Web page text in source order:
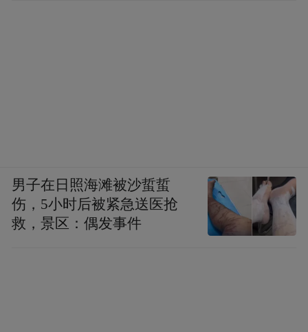
男子在日照海滩被沙蜇蜇
伤，5小时后被紧急送医抢
救，景区：偶发事件